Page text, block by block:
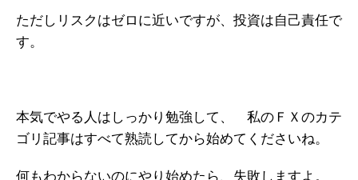
ただしリスクはゼロに近いですが、投資は自己責任で
す。
本気でやる人はしっかり勉強して、 私のＦＸのカテ
ゴリ記事はすべて熟読してから始めてくださいね。
何もわからないのにやり始めたら、失敗しますよ。